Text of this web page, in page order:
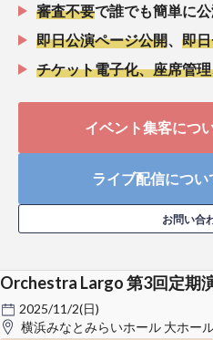
審査不要で誰でも簡単に
即日公演ページ公開
即
チケット電子化、座席管
イベント集客につ
ライブ配信につ
お問い合
Orchestra Largo 第3回定期
2025/11/2(日)
横浜みなとみらいホール 大ホー